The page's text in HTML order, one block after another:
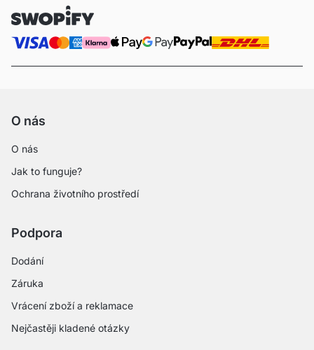
O nás
O nás
Jak to funguje?
Ochrana životního prostředí
Podpora
Dodání
Záruka
Vrácení zboží a reklamace
Nejčastěji kladené otázky